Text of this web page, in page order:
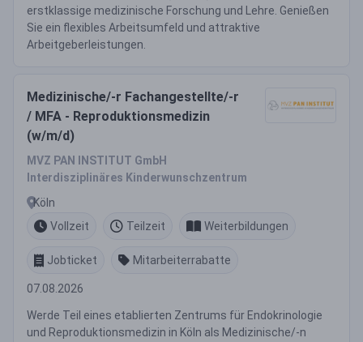
erstklassige medizinische Forschung und Lehre. Genießen
Sie ein flexibles Arbeitsumfeld und attraktive
Arbeitgeberleistungen.
Medizinische/-r Fachangestellte/-r
/ MFA - Reproduktionsmedizin
(w/m/d)
MVZ PAN INSTITUT GmbH
Interdisziplinäres Kinderwunschzentrum
Köln
Vollzeit
Teilzeit Weiterbildungen
Jobticket Mitarbeiterrabatte
07.08.2026
Werde Teil eines etablierten Zentrums für Endokrinologie
und Reproduktionsmedizin in Köln als Medizinische/-n